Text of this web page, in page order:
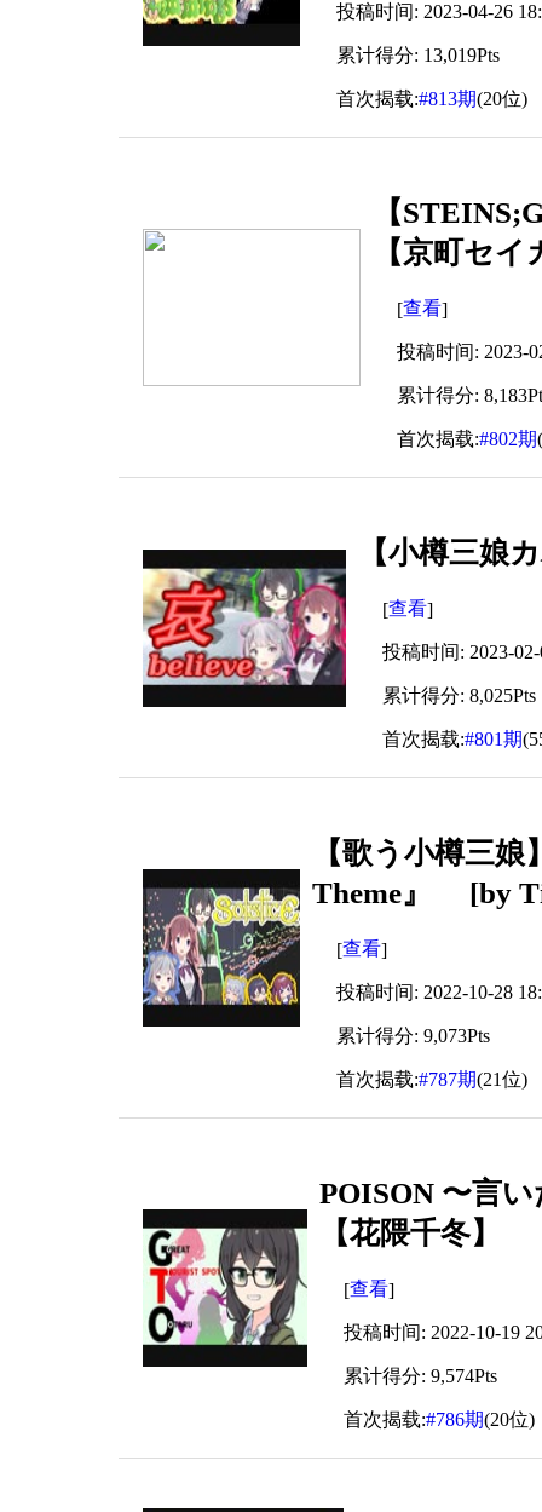
投稿时间: 2023-04-26
累计得分: 13,019Pts
首次揭载:#813期(20位)
【
【京町セ
[查看]
投稿时间: 2023-
累计得分:
首次揭载:#802期
【小樽三娘
[查看]
投稿时间: 2023-02-
累计得分: 8,025Pts
首次揭载:#801期
【歌う小樽三
Theme』 [by
[查看]
投稿时间: 2022-10-28
累计得分: 9,073Pts
首次揭载:#787期(21位)
POISON 〜言
【花隈千冬】
[查看]
投稿时间: 2022-10-19
累计得分: 9,574Pts
首次揭载:#786期(20位)